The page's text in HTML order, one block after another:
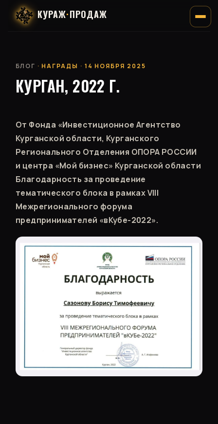
КУРАЖ·ПРОДАЖ
БЛОГ · НАГРАДЫ · 14 НОЯБРЯ 2025
КУРГАН, 2022 Г.
От Фонда «Инвестиционное Агентство
Курганской области, Курганского
Регионального Отделения ОПОРА РОССИИ
и центра «Мой бизнес» Курганской области
Благодарность за проведение
тематического блока в рамках VIII
Межрегионального форума
предпринимателей «вКубе-2022».